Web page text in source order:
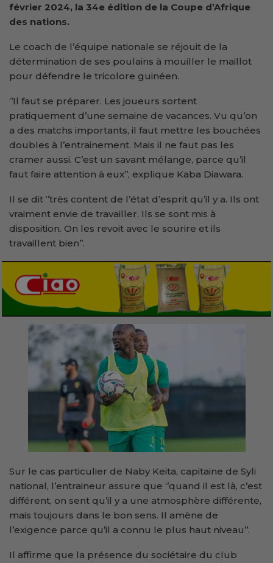
février 2024, la 34e édition de la Coupe d’Afrique
des nations.
Le coach de l’équipe nationale se réjouit de la
détermination de ses poulains à mouiller le maillot
pour défendre le tricolore guinéen.
‘’Il faut se préparer. Les joueurs sortent
pratiquement d’une semaine de vacances. Vu qu’on
a des matchs importants, il faut mettre les bouchées
doubles à l’entrainement. Mais il ne faut pas les
cramer aussi. C’est un savant mélange, parce qu’il
faut faire attention à eux’’, explique Kaba Diawara.
Il se dit ‘’très content de l’état d’esprit qu’il y a. Ils ont
vraiment envie de travailler. Ils se sont mis à
disposition. On les revoit avec le sourire et ils
travaillent bien’’.
Sur le cas particulier de Naby Keita, capitaine de Syli
national, l’entraineur assure que ‘’quand il est là, c’est
différent, on sent qu’il y a une atmosphère différente,
mais toujours dans le bon sens. Il amène de
l’exigence parce qu’il a connu le plus haut niveau’’.
Il affirme que la présence du sociétaire du club